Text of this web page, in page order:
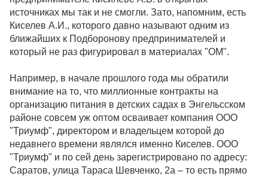
источниках мы так и не смогли. Зато, напомним, есть
Киселев А.И., которого давно называют одним из
ближайших к Подборонову предпринимателей и
который не раз фигурировал в материалах "ОМ".
Например, в начале прошлого года мы обратили
внимание на то, что миллионные контракты на
организацию питания в детских садах в Энгельсском
районе совсем уж оптом осваивает компания ООО
"Триумф", директором и владельцем которой до
недавнего времени являлся именно Киселев. ООО
"Триумф" и по сей день зарегистрировано по адресу:
Саратов, улица Тараса Шевченко, 2а – то есть прямо